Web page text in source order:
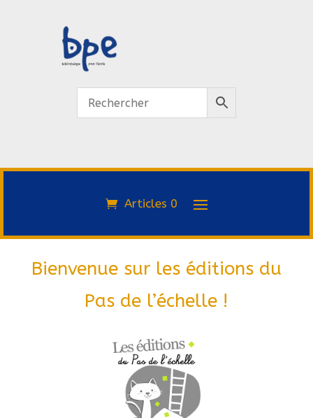
Articles 0
Bienvenue sur les éditions du
Pas de l’échelle !